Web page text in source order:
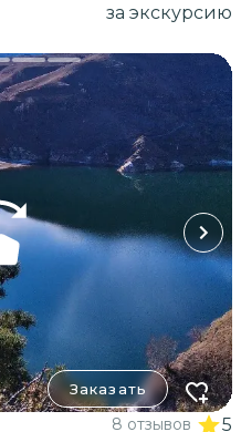
за экскурсию
Заказать
8 отзывов 5